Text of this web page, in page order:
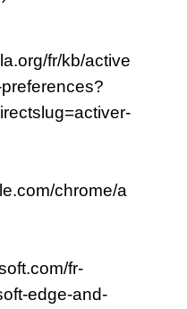
fr/kb/active
chrome/a
fr-
edge-and-